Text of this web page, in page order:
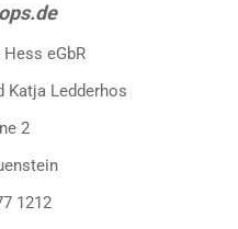
eGbR
Katja Ledderhos
2
1212